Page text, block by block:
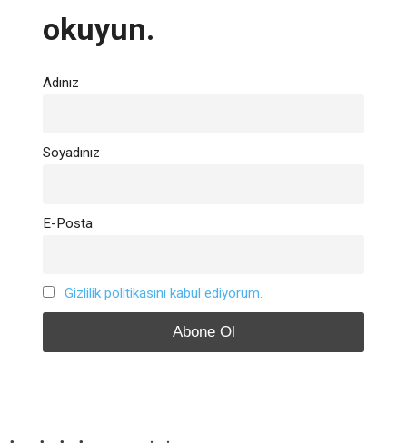
okuyun.
Adınız
Soyadınız
E-Posta
Gizlilik politikasını kabul ediyorum.